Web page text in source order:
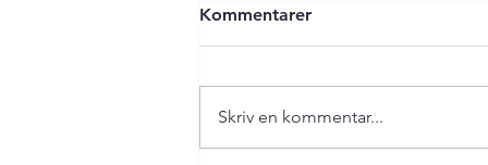
Kommentarer
Skriv en kommentar...